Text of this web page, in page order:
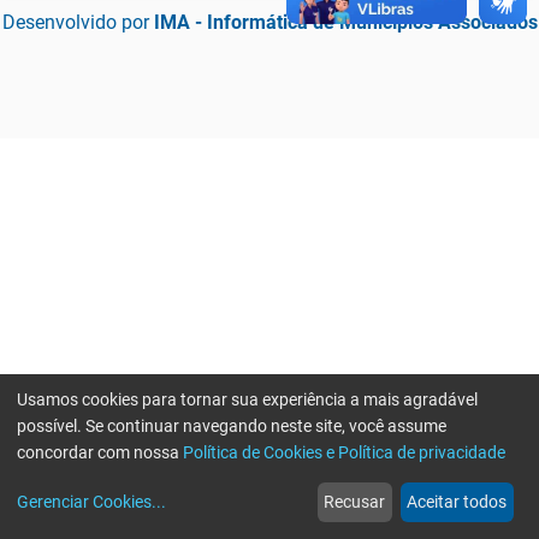
Desenvolvido por IMA - Informática de Municípios Associados
web
Notícias
more_horiz
Mais
Usamos cookies para tornar sua experiência a mais agradável
possível. Se continuar navegando neste site, você assume
concordar com nossa Política de Cookies e Política de privacidade
Gerenciar Cookies... Recusar Aceitar todos
Erro ao enviar informações, por favor tente novamente